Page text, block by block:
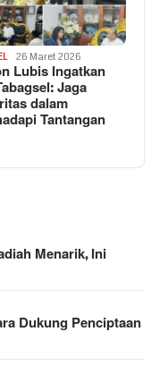
26 Maret 2026
Lubis Ingatkan
Jaga
dalam
Tantangan
Menarik, Ini
Dukung Penciptaan